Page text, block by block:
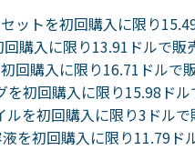
ットを初回購入に限り
購入に限り13.91ドルで販
回購入に限り16.71ドルで
を初回購入に限り15.98ドル
を初回購入に限り3ドルで
を初回購入に限り11.79ド